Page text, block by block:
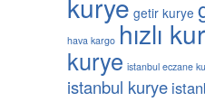
kurye getir kurye
hava kargo hızlı
kurye istanbul eczane
istanbul kurye